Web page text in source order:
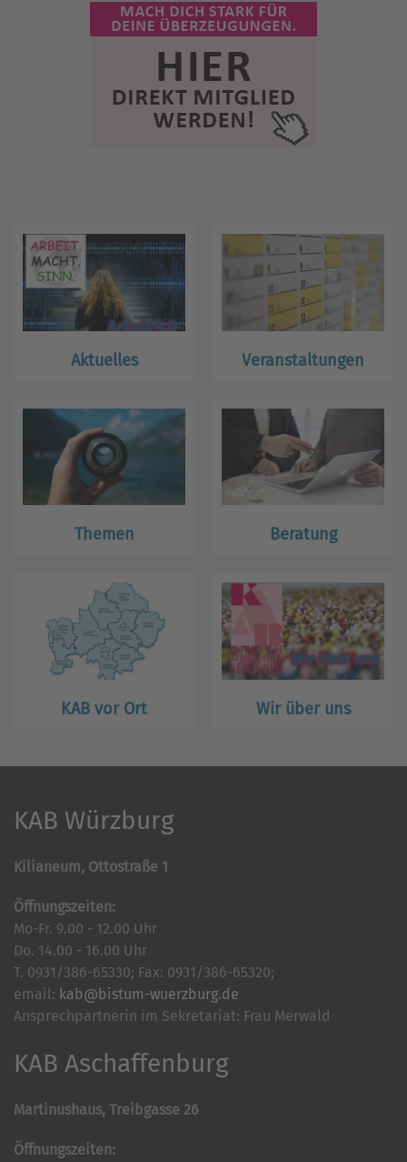
Aktuelles Veranstaltungen
Themen Beratung
KAB vor Ort Wir über uns
KAB Würzburg
Kilianeum, Ottostraße 1
Öffnungszeiten:
Mo-Fr. 9.00 - 12.00 Uhr
Do. 14.00 - 16.00 Uhr
T. 0931/386-65330; Fax: 0931/386-65320;
email: kab@bistum-wuerzburg.de
Ansprechpartnerin im Sekretariat: Frau Merwald
KAB Aschaffenburg
Martinushaus, Treibgasse 26
Öffnungszeiten: